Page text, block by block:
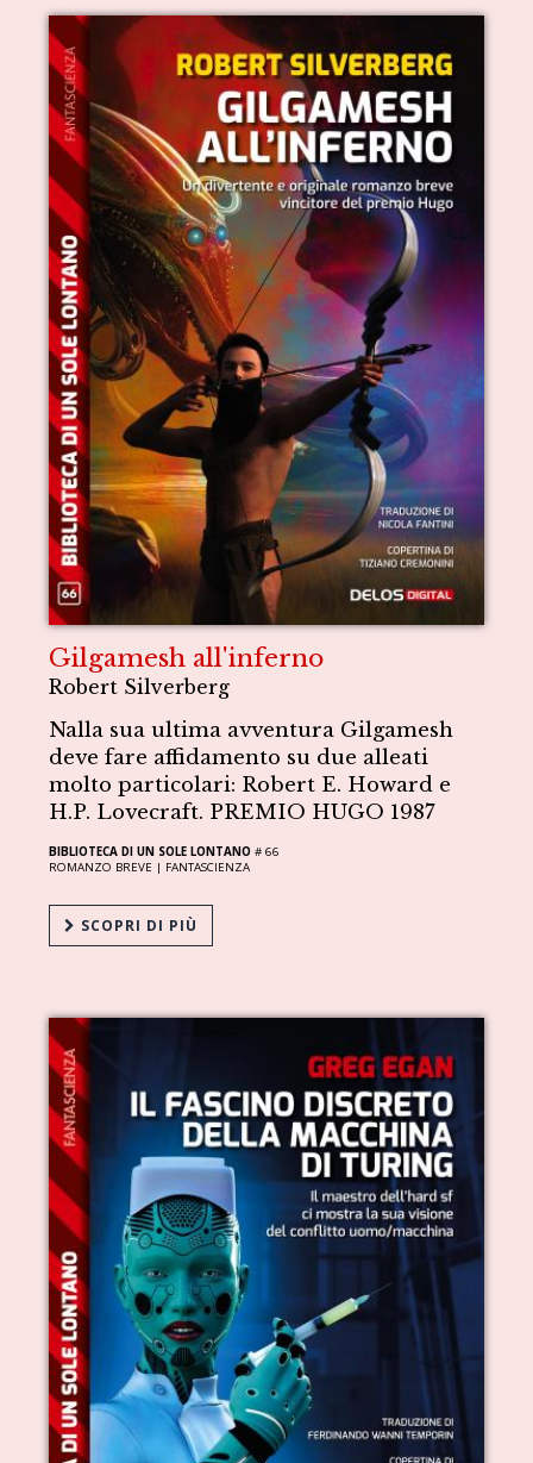
Gilgamesh all'inferno
Robert Silverberg
Nalla sua ultima avventura Gilgamesh
deve fare affidamento su due alleati
molto particolari: Robert E. Howard e
H.P. Lovecraft. PREMIO HUGO 1987
BIBLIOTECA DI UN SOLE LONTANO # 66
ROMANZO BREVE | FANTASCIENZA
SCOPRI DI PIÙ